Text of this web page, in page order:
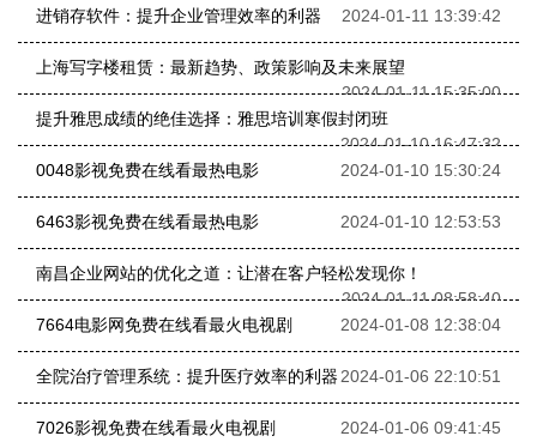
进销存软件：提升企业管理效率的利器
2024-01-11 13:39:42
上海写字楼租赁：最新趋势、政策影响及未来展望
2024-01-11 15:35:00
提升雅思成绩的绝佳选择：雅思培训寒假封闭班
2024-01-10 16:47:32
0048影视免费在线看最热电影
2024-01-10 15:30:24
6463影视免费在线看最热电影 2024-01-10 12:53:53
南昌企业网站的优化之道：让潜在客户轻松发现你！
2024-01-11 08:58:40
7664电影网免费在线看最火电视剧
2024-01-08 12:38:04
全院治疗管理系统：提升医疗效率的利器 2024-01-06 22:10:51
7026影视免费在线看最火电视剧 2024-01-06 09:41:45